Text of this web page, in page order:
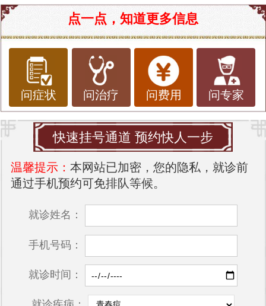
点一点，知道更多信息
问症状 问治疗 问费用 问专家
快速挂号通道 预约快人一步
温馨提示： 本网站已加密，您的隐私，就诊前
通过手机预约可免排队等候。
就诊姓名：
手机号码：
就诊时间：